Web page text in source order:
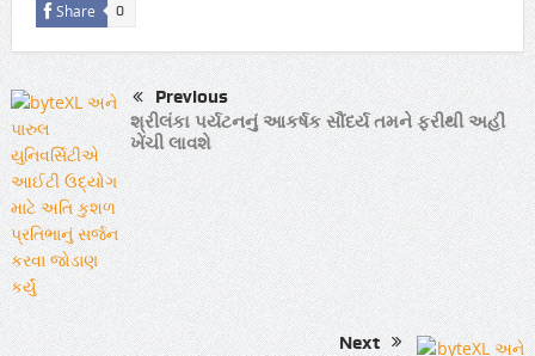
Share 0
Previous
શ્રીલંકા પર્યટનનું આકર્ષક સૌંદર્ય તમને ફરીથી અહીં
ખેંચી લાવશે
Next